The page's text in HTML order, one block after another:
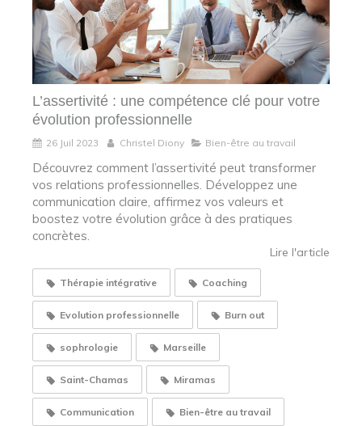
L’assertivité : une compétence clé pour votre
évolution professionnelle
26 Juil 2023 Christel Diony Bien-être au travail
Découvrez comment l’assertivité peut transformer
vos relations professionnelles. Développez une
communication claire, affirmez vos valeurs et
boostez votre évolution grâce à des pratiques
concrètes.
Lire l'article
Thérapie intégrative Coaching
Evolution professionnelle Burn out
sophrologie Marseille
Saint-Chamas Miramas
Communication Bien-être au travail